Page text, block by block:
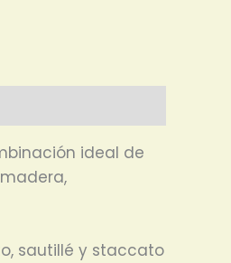
ideal de
sautillé y staccato